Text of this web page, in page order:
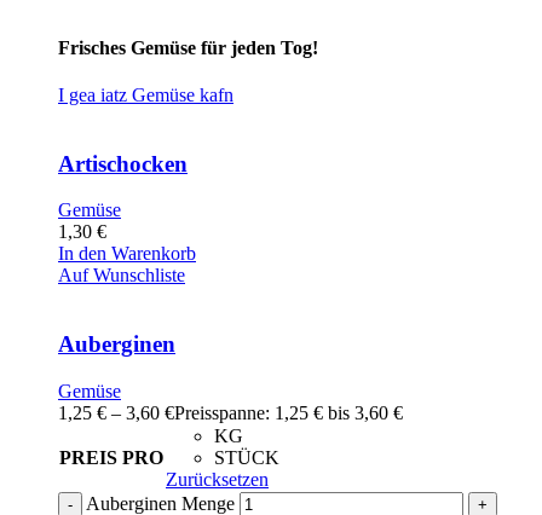
Frisches Gemüse für jeden Tog!
I gea iatz Gemüse kafn
Artischocken
Gemüse
1,30 €
In den Warenkorb
Auf Wunschliste
Auberginen
Gemüse
1,25 € – 3,60 €Preisspanne: 1,25 € bis 3,60 €
PREIS PRO
KG
STÜCK
Zurücksetzen
Auberginen Menge